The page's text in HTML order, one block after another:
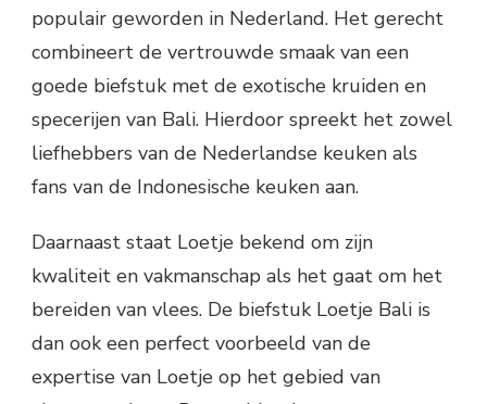
populair geworden in Nederland. Het gerecht
combineert de vertrouwde smaak van een
goede biefstuk met de exotische kruiden en
specerijen van Bali. Hierdoor spreekt het zowel
liefhebbers van de Nederlandse keuken als
fans van de Indonesische keuken aan.
Daarnaast staat Loetje bekend om zijn
kwaliteit en vakmanschap als het gaat om het
bereiden van vlees. De biefstuk Loetje Bali is
dan ook een perfect voorbeeld van de
expertise van Loetje op het gebied van